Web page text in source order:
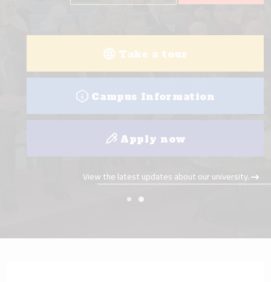
Take a tour
Campus Information
Apply now
View the latest updates about our university.
View the latest updates about our university.